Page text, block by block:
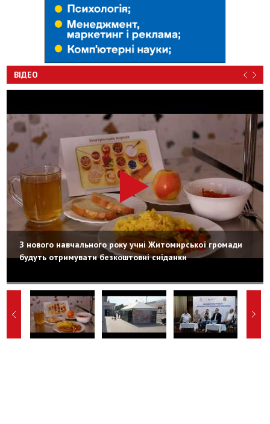
ВІДЕО
З нового навчального року учні Житомирської громади
будуть отримувати безкоштовні сніданки